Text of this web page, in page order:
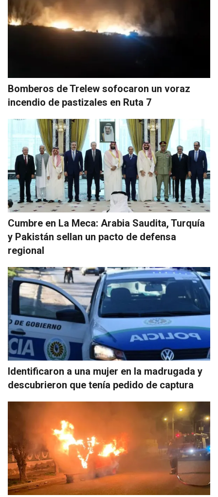
Bomberos de Trelew sofocaron un voraz
incendio de pastizales en Ruta 7
Cumbre en La Meca: Arabia Saudita, Turquía
y Pakistán sellan un pacto de defensa
regional
Identificaron a una mujer en la madrugada y
descubrieron que tenía pedido de captura